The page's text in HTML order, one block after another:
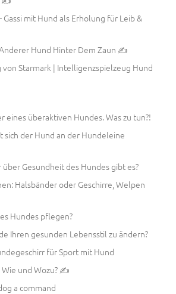
Gassi mit Hund als Erholung für Leib &
Hund Hinter Dem Zaun ✍
Starmark | Intelligenzspielzeug Hund
eines überaktiven Hundes. Was zu tun?!
sich der Hund an der Hundeleine
Gesundheit des Hundes gibt es?
Halsbänder oder Geschirre, Welpen
Hundes pflegen?
Ihren gesunden Lebensstil zu ändern?
für Sport mit Hund
und Wozu? ✍
a command